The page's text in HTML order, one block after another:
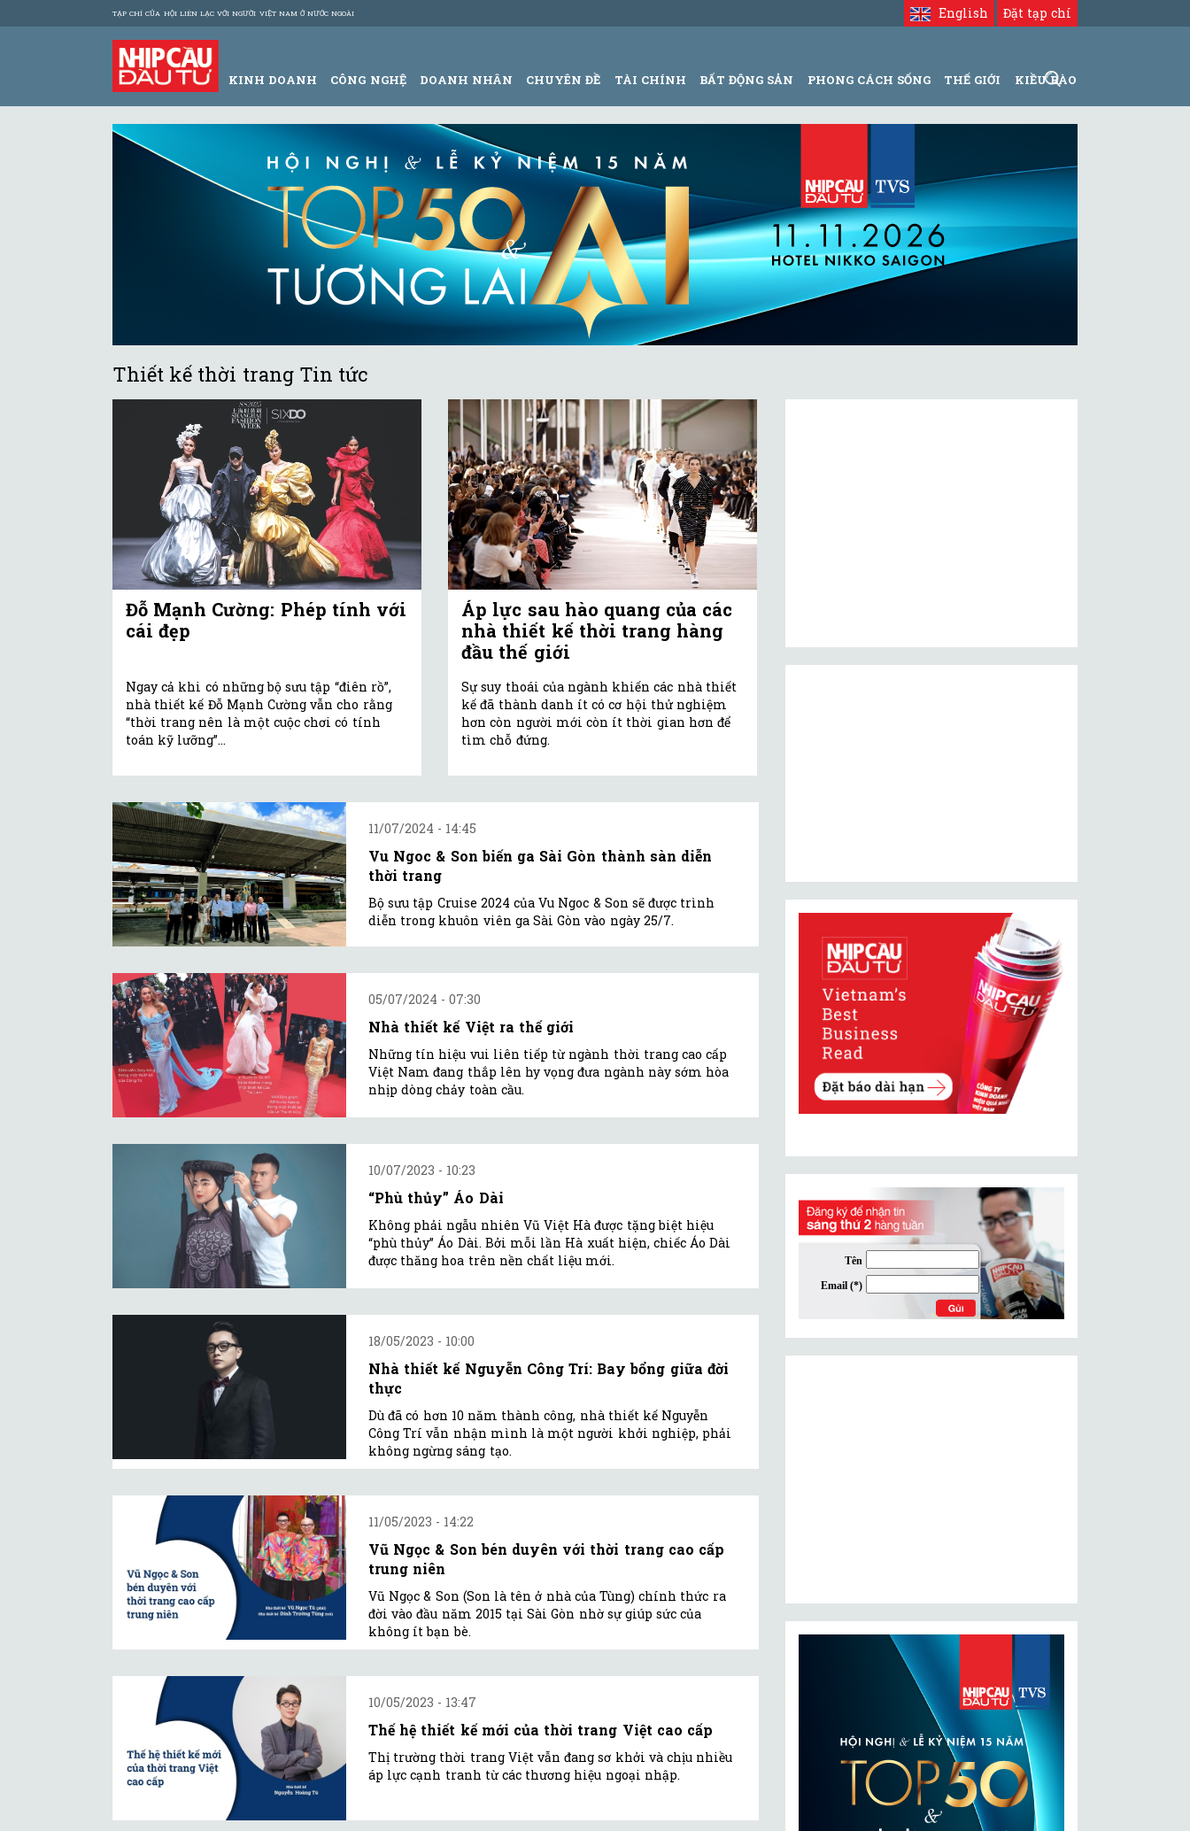
TẠP CHÍ CỦA HỘI LIÊN LẠC VỚI NGƯỜI VIỆT NAM Ở NƯỚC NGOÀI Đặt tạp chí
English
KINH DOANH CÔNG NGHỆ DOANH NHÂN CHUYÊN ĐỀ TÀI CHÍNH BẤT ĐỘNG SẢN PHONG CÁCH SỐNG THẾ GIỚI KIỀU BÀO
Thiết kế thời trang Tin tức
Đỗ Mạnh Cường: Phép tính với
cái đẹp
Ngay cả khi có những bộ sưu tập “điên rồ”,
nhà thiết kế Đỗ Mạnh Cường vẫn cho rằng
“thời trang nên là một cuộc chơi có tính
toán kỹ lưỡng”...
Áp lực sau hào quang của các
nhà thiết kế thời trang hàng
đầu thế giới
Sự suy thoái của ngành khiến các nhà thiết
kế đã thành danh ít có cơ hội thử nghiệm
hơn còn người mới còn ít thời gian hơn để
tìm chỗ đứng.
11/07/2024 - 14:45
Vu Ngoc & Son biến ga Sài Gòn thành sàn diễn
thời trang
Bộ sưu tập Cruise 2024 của Vu Ngoc & Son sẽ được trình
diễn trong khuôn viên ga Sài Gòn vào ngày 25/7.
05/07/2024 - 07:30
Nhà thiết kế Việt ra thế giới
Những tín hiệu vui liên tiếp từ ngành thời trang cao cấp
Việt Nam đang thắp lên hy vọng đưa ngành này sớm hòa
nhịp dòng chảy toàn cầu.
10/07/2023 - 10:23
“Phù thủy” Áo Dài
Không phải ngẫu nhiên Vũ Việt Hà được tặng biệt hiệu
“phù thủy” Áo Dài. Bởi mỗi lần Hà xuất hiện, chiếc Áo Dài
được thăng hoa trên nền chất liệu mới.
18/05/2023 - 10:00
Nhà thiết kế Nguyễn Công Trí: Bay bổng giữa đời
thực
Dù đã có hơn 10 năm thành công, nhà thiết kế Nguyễn
Công Trí vẫn nhận mình là một người khởi nghiệp, phải
không ngừng sáng tạo.
11/05/2023 - 14:22
Vũ Ngọc & Son bén duyên với thời trang cao cấp
trung niên
Vũ Ngọc & Son (Son là tên ở nhà của Tùng) chính thức ra
đời vào đầu năm 2015 tại Sài Gòn nhờ sự giúp sức của
không ít bạn bè.
10/05/2023 - 13:47
Thế hệ thiết kế mới của thời trang Việt cao cấp
Thị trường thời trang Việt vẫn đang sơ khởi và chịu nhiều
áp lực cạnh tranh từ các thương hiệu ngoại nhập.